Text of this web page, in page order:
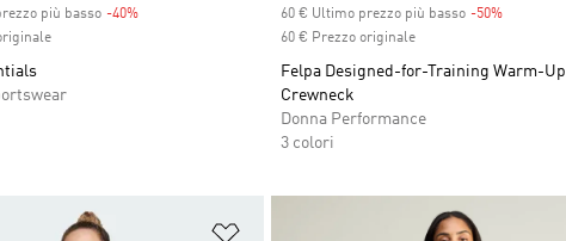
più basso -40%Discount
60 € Ultimo prezzo più basso -50%
60 € Prezzo originale
Felpa Designed-for-Training Warm-Up
Crewneck
Donna Performance
3 colori
dei desideri Aggiungi alla lista dei desideri